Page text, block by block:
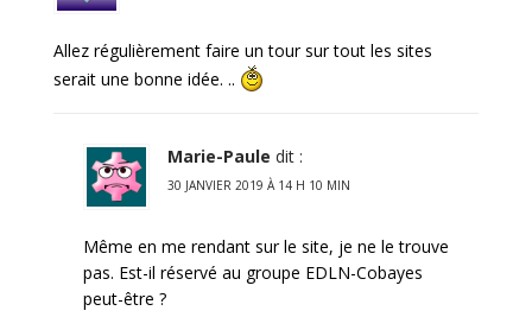
Allez régulièrement faire un tour sur tout les sites
serait une bonne idée. ..
Marie-Paule dit :
30 JANVIER 2019 À 14 H 10 MIN
Même en me rendant sur le site, je ne le trouve
pas. Est-il réservé au groupe EDLN-Cobayes
peut-être ?